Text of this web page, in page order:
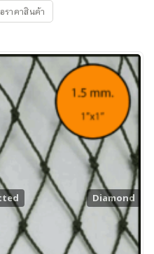
ราคาสินค้า
Diamond